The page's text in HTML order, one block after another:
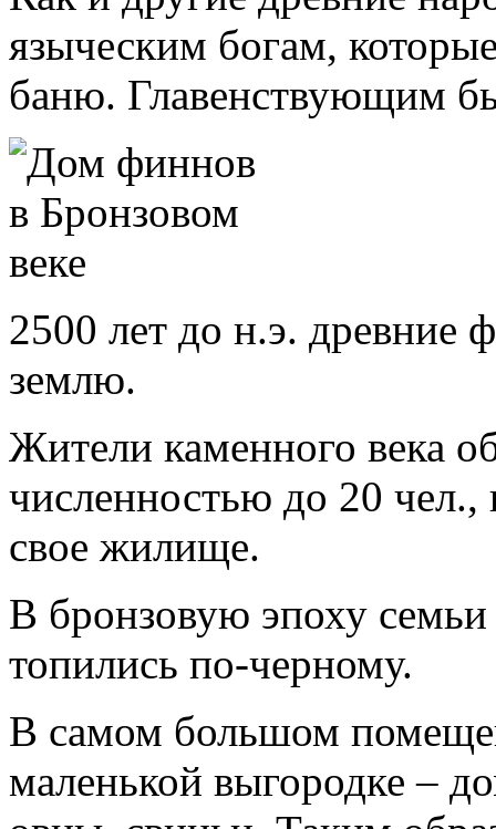
языческим богам,
баню. Главенствующим
2500 лет до н.э. древние
землю.
Жители каменного века
численностью до 20
свое жилище.
В бронзовую эпоху
топились по-черному.
В самом большом
маленькой выгородке –